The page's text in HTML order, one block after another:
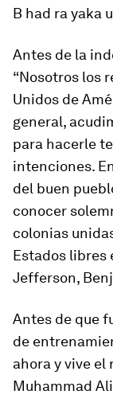
B had ra yaka
Antes de la
“Nosotros los
Unidos de
general,
para hacerle
intenciones.
del buen
conocer
colonias
Estados libres
Jefferson,
Antes de que
de
ahora y vive el
Muhammad Ali